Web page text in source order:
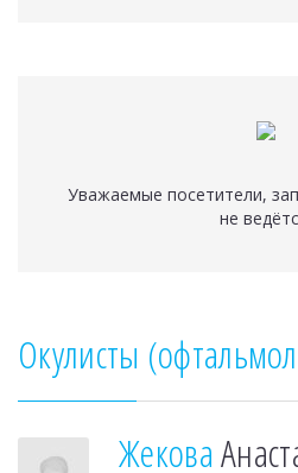
Уважаемые посетители,
не
Окулисты
Жекова